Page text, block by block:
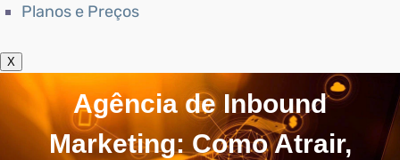
Planos e Preços
X
Agência de Inbound
Marketing: Como Atrair,